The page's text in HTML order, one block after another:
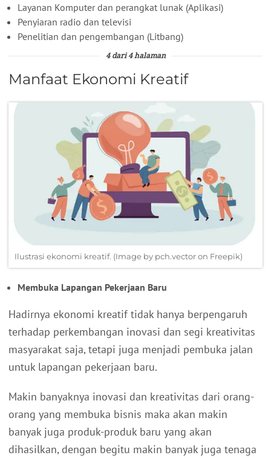
Layanan Komputer dan perangkat lunak (Aplikasi)
Penyiaran radio dan televisi
Penelitian dan pengembangan (Litbang)
4 dari 4 halaman
Manfaat Ekonomi Kreatif
Ilustrasi ekonomi kreatif. (Image by pch.vector on Freepik)
Membuka Lapangan Pekerjaan Baru
Hadirnya ekonomi kreatif tidak hanya berpengaruh
terhadap perkembangan inovasi dan segi kreativitas
masyarakat saja, tetapi juga menjadi pembuka jalan
untuk lapangan pekerjaan baru.
Makin banyaknya inovasi dan kreativitas dari orang-
orang yang membuka bisnis maka akan makin
banyak juga produk-produk baru yang akan
dihasilkan, dengan begitu makin banyak juga tenaga